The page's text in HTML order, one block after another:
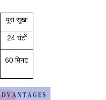
पूरा सूखा
24 घंटों
60 मिनट